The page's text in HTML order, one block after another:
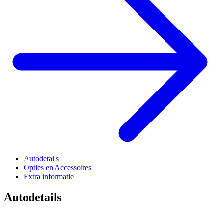
Autodetails
Opties en Accessoires
Extra informatie
Autodetails